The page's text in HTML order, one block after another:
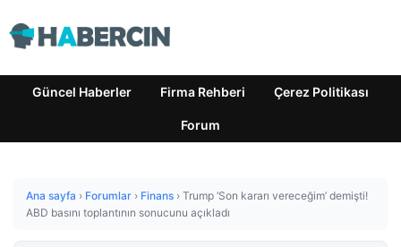
Güncel Haberler Firma Rehberi Çerez Politikası
Forum
Ana sayfa › Forumlar › Finans › Trump ‘Son kararı vereceğim’ demişti!
ABD basını toplantının sonucunu açıkladı